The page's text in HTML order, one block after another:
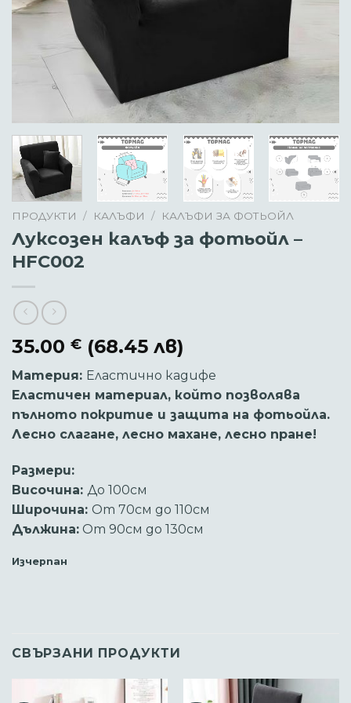
ПРОДУКТИ / КАЛЪФИ / КАЛЪФИ ЗА ФОТЬОЙЛ
Луксозен калъф за фотьойл –
HFC002
35.00 € (68.45 лв)
Материя: Еластично кадифе
Еластичен материал, който позволява
пълното покритие и защита на фотьойла.
Лесно слагане, лесно махане, лесно пране!
Размери:
Височина: До 100см
Широчина: От 70см до 110см
Дължина: От 90см до 130см
Изчерпан
СВЪРЗАНИ ПРОДУКТИ